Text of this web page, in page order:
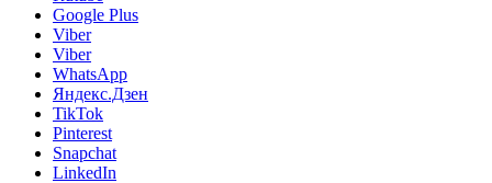
Google Plus
Viber
Viber
WhatsApp
Яндекс.Дзен
TikTok
Pinterest
Snapchat
LinkedIn